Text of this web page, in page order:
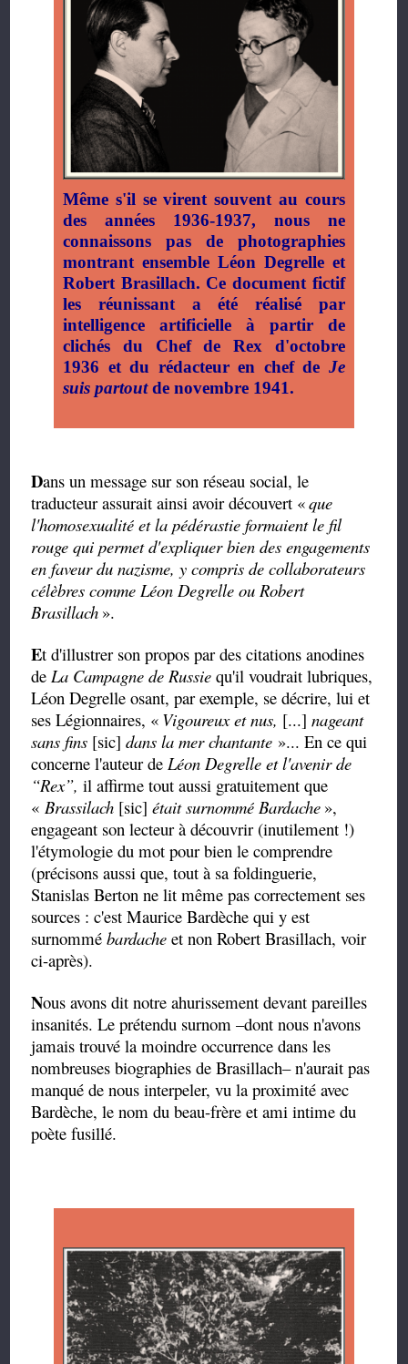
Même s'il se virent souvent au cours
des années 1936-1937, nous ne
connaissons pas de photographies
montrant ensemble Léon Degrelle et
Robert Brasillach. Ce document fictif
les réunissant a été réalisé par
intelligence artificielle à partir de
clichés du Chef de Rex d'octobre
1936 et du rédacteur en chef de Je
suis partoutde novembre 1941.
Dans un message sur son réseau social, le
traducteur assurait ainsi avoir découvert «que
l'homosexualité et la pédérastie formaient le fil
rouge qui permet d'expliquer bien des engagements
en faveur du nazisme, y compris de collaborateurs
célèbres comme Léon Degrelle ou Robert
Brasillach ».
Et d'illustrer son propos par des citations anodines
deLa Campagne de Russie qu'il voudrait lubriques,
Léon Degrelle osant, par exemple, se décrire, lui et
ses Légionnaires, « Vigoureux et nus, [...]nageant
sans fins [sic]dans la mer chantante »... En ce qui
concerne l'auteur deLéon Degrelle et l'avenir de
“Rex”, il affirme tout aussi gratuitement que
« Brassilach [sic]était surnommé Bardache »,
engageant son lecteur à découvrir (inutilement !)
l'étymologie du mot pour bien le comprendre
(précisons aussi que, tout à sa foldinguerie,
Stanislas Berton ne lit même pas correctement ses
sources : c'est Maurice Bardèche qui y est
surnommébardache et non Robert Brasillach, voir
ci-après).
Nous avons dit notre ahurissement devant pareilles
insanités. Le prétendu surnom –dont nous n'avons
jamais trouvé la moindre occurrence dans les
nombreuses biographies de Brasillach– n'aurait pas
manqué de nous interpeler, vu la proximité avec
Bardèche, le nom du beau-frère et ami intime du
poète fusillé.